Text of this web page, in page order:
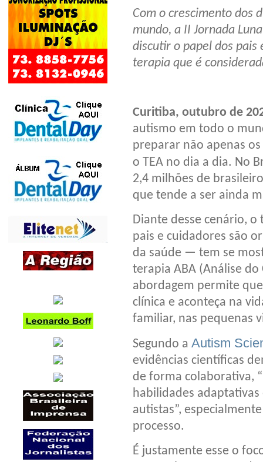
Com o crescimento dos
mundo, a II Jornada
discutir o papel dos pais
terapia que é
Curitiba, outubro de
autismo em todo o
preparar não apenas
o TEA no dia a dia. No
2,4 milhões de
que tende a ser ainda
Diante desse cenário,
pais e cuidadores são
da saúde — tem se
terapia ABA (Análise
abordagem permite
clínica e aconteça na
familiar, nas pequenas
Segundo a Autism
evidências científicas
de forma colaborativa,
habilidades
autistas”,
processo.
É justamente esse o